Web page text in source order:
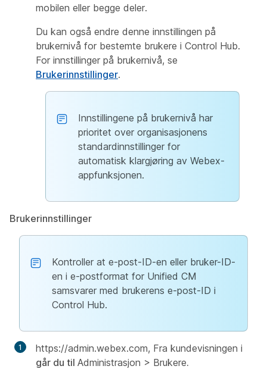
mobilen eller begge deler.
Du kan også endre denne innstillingen på
brukernivå for bestemte brukere i Control Hub.
For innstillinger på brukernivå, se
Brukerinnstillinger.
Innstillingene på brukernivå har
prioritet over organisasjonens
standardinnstillinger for
automatisk klargjøring av Webex-
appfunksjonen.
Brukerinnstillinger
Kontroller at e-post-ID-en eller bruker-ID-
en i e-postformat for Unified CM
samsvarer med brukerens e-post-ID i
Control Hub.
https://admin.webex.com, Fra kundevisningen i
går du til Administrasjon > Brukere.